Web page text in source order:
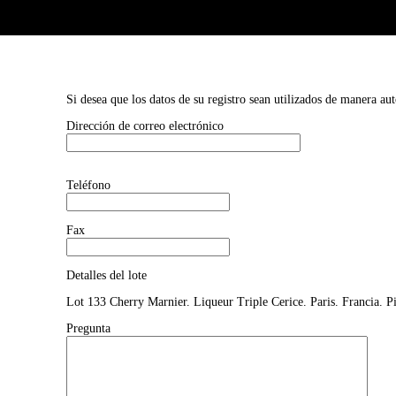
Si desea que los datos de su registro sean utilizados de manera
Dirección de correo electrónico
Teléfono
Fax
Detalles del lote
Lot 133 Cherry Marnier. Liqueur Triple Cerice. Paris. Francia.
Pregunta